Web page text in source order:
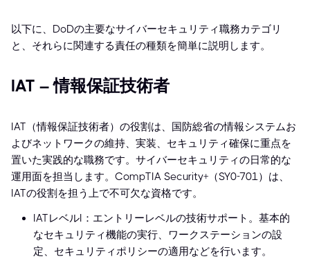
以下に、DoDの主要なサイバーセキュリティ職務カテゴリ
と、それらに関連する責任の種類を簡単に説明します。
IAT – 情報保証技術者
IAT（情報保証技術者）の役割は、国防総省の情報システムお
よびネットワークの維持、実装、セキュリティ確保に重点を
置いた実践的な職務です。サイバーセキュリティの日常的な
運用面を担当します。CompTIA Security+（SY0-701）は、
IATの役割を担う上で不可欠な資格です。
IATレベルI：エントリーレベルの技術サポート。基本的
なセキュリティ機能の実行、ワークステーションの設
定、セキュリティポリシーの適用などを行います。